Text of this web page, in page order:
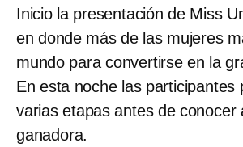
Inicio la presentación de Miss
en donde más de las mujeres
mundo para convertirse en la
En esta noche las participantes
varias etapas antes de conocer
ganadora.